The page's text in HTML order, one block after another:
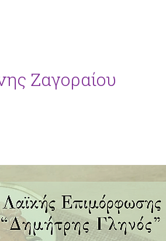
Ζαγοραίου